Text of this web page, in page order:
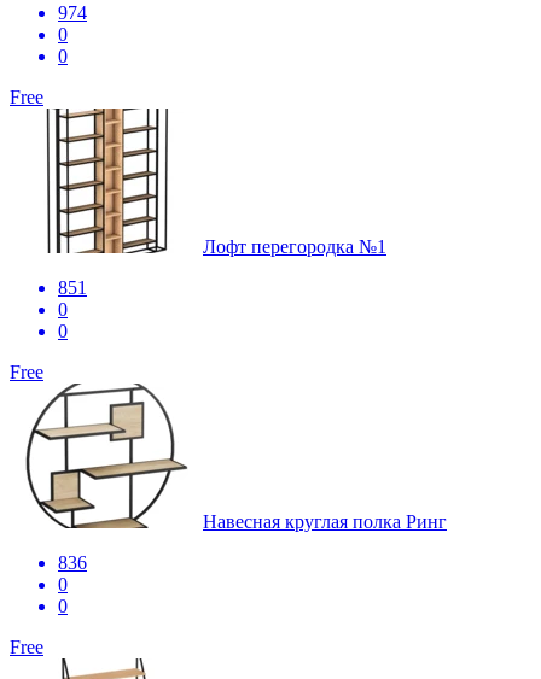
974
0
0
Free
Лофт перегородка №1
851
0
0
Free
Навесная круглая полка Ринг
836
0
0
Free